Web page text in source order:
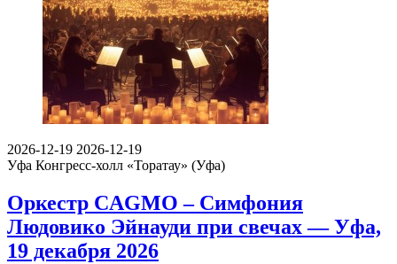
2026-12-19 2026-12-19
Уфа Конгресс-холл «Торатау» (Уфа)
Оркестр CAGMO – Симфония
Людовико Эйнауди при свечах — Уфа,
19 декабря 2026